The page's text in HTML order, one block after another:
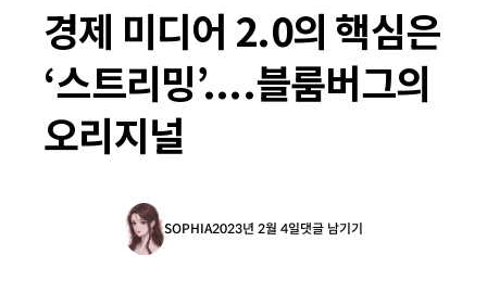
경제 미디어 2.0의 핵심은
‘스트리밍’....블룸버그의
오리지널
SOPHIA2023년 2월 4일댓글 남기기